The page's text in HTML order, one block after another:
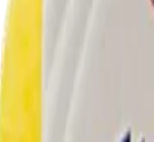
авто 700 мл